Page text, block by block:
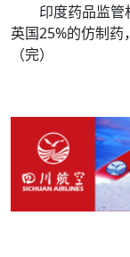
印度药品监管
英国25%的仿制药
（完）